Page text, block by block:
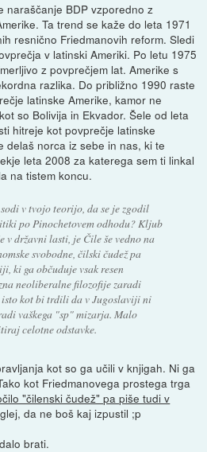
naraščanje BDP vzporedno z
Ta trend se kaže do leta 1971
resnično Friedmanovih reform. Sledi
v latinski Ameriki. Po letu 1975
z povprečjem lat. Amerike s
razlika. Do približno 1990 raste
latinske Amerike, kamor ne
so Bolivija in Ekvador. Šele od leta
hitreje kot povprečje latinske
delaš norca iz sebe in nas, ki te
leta 2008 za katerega sem ti linkal
na tistem koncu.
v tvojo teorijo, da se je zgodil
po Pinochetovem odhodu? Kljub
v državni lasti, je Čile še vedno na
svobodne, čilski čudež pa
ki ga občuduje vsak resen
neoliberalne filozofije zaradi
kot bi trdili da v Jugoslaviji ni
vaškega "sp" mizarja. Malo
celotne odstavke.
kot so ga učili v knjigah. Ni ga
kot Friedmanovega prostega trga
"čilenski čudež" pa piše tudi v
da ne boš kaj izpustil ;p
brati.